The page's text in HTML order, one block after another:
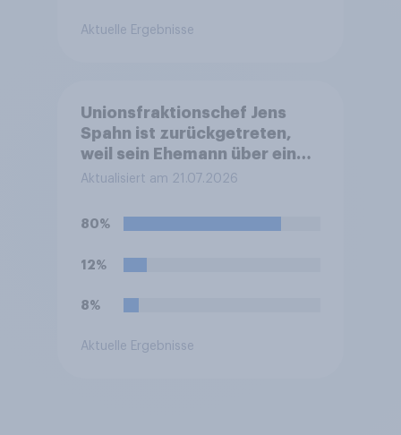
Aktuelle Ergebnisse
Unionsfraktionschef Jens
Spahn ist zurückgetreten,
weil sein Ehemann über eine
Leihmutterschaft im Ausland
Deutschland ist die
medizinische Ausführung der
Wie stehen Sie zu dem
Aktualisiert am 21.07.2026
80%
12%
8%
Aktuelle Ergebnisse